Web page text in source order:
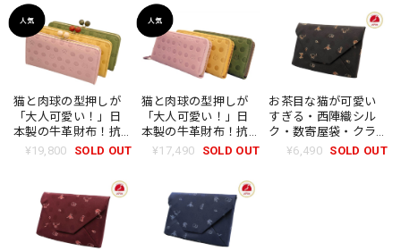
ス・日本製
ソン式小銭入れ・ダ
ークブラウン・がま
口・ハンドメイド・
レディース
猫と肉球の型押しが
「大人可愛い！」日
本製の牛革財布！抗
菌・抗ウイルス加
銭入れ・がま口・ハ
ンドメイド・レディ
¥19,800 SOLD OUT
猫と肉球の型押しが
「大人可愛い！」日
本製の牛革財布！抗
菌・抗ウイルス加
小銭入れ・ラウンド
ファスナー・ハンド
メイド・レディース
¥17,490 SOLD OUT
お茶目な猫が可愛い
すぎる・西陣織シル
ク・数寄屋袋・クラ
ッチバッグ・伝統工
¥6,490 SOLD OUT